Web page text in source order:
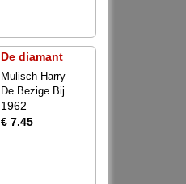
De diamant
Mulisch Harry
De Bezige Bij
1962
€ 7.45